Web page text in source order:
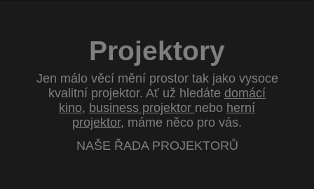
Projektory
Jen málo věcí mění prostor tak jako vysoce
kvalitní projektor. Ať už hledáte domácí
kino, business projektor nebo herní
projektor, máme něco pro vás.
NAŠE ŘADA PROJEKTORŮ